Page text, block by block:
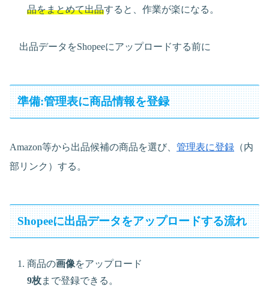
品をまとめて出品すると、作業が楽になる。
出品データをShopeeにアップロードする前に
準備:管理表に商品情報を登録
Amazon等から出品候補の商品を選び、 管理表に登録 （内
部リンク）する。
Shopeeに出品データをアップロードする流れ
商品の画像をアップロード
9枚まで登録できる。